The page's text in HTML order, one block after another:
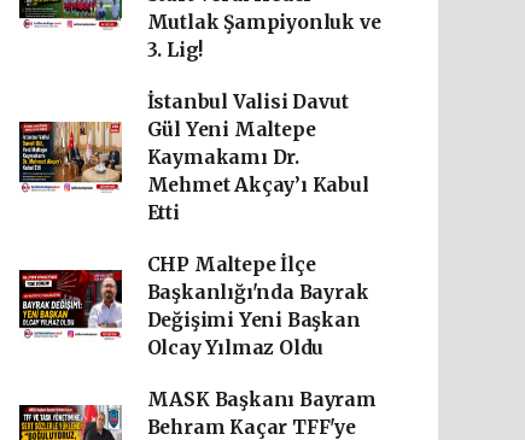
Mutlak Şampiyonluk ve
3. Lig!
İstanbul Valisi Davut
Gül Yeni Maltepe
Kaymakamı Dr.
Mehmet Akçay’ı Kabul
Etti
CHP Maltepe İlçe
Başkanlığı'nda Bayrak
Değişimi Yeni Başkan
Olcay Yılmaz Oldu
MASK Başkanı Bayram
Behram Kaçar TFF'ye